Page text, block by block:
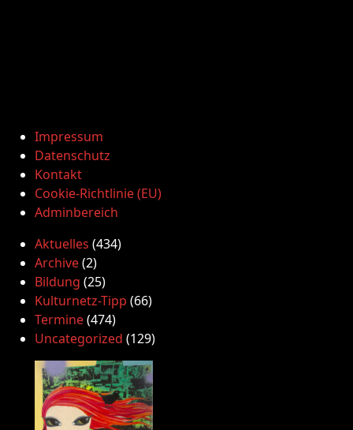
Impressum
Datenschutz
Kontakt
Cookie-Richtlinie (EU)
Adminbereich
Aktuelles (434)
Archive(2)
Bildung (25)
Kulturnetz-Tipp (66)
Termine(474)
Uncategorized (129)